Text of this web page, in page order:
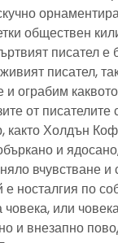
обществен
писател е
писател,
ограбим
от
както Холдън
и
вчувстване и
носталгия по
или
и внезапно